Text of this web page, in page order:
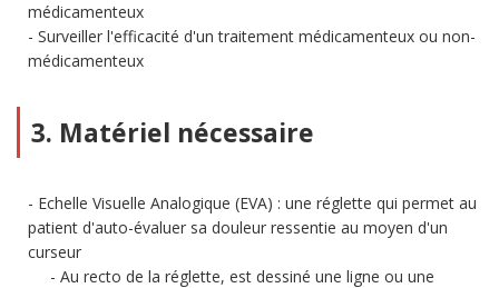
médicamenteux
Surveiller l'efficacité d'un traitement médicamenteux ou non-
médicamenteux
3. Matériel nécessaire
Echelle Visuelle Analogique (EVA) : une réglette qui permet au
patient d'auto-évaluer sa douleur ressentie au moyen d'un
curseur
Au recto de la réglette, est dessiné une ligne ou une